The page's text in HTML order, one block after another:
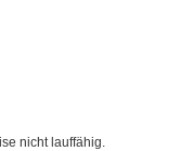
nicht lauffähig.